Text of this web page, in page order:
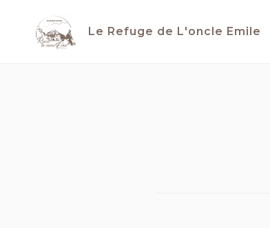
content
Le Refuge de L'oncle Emile